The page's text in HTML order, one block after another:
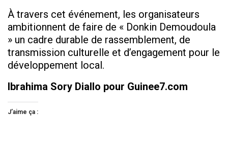
À travers cet événement, les organisateurs
ambitionnent de faire de « Donkin Demoudoula
» un cadre durable de rassemblement, de
transmission culturelle et d’engagement pour le
développement local.
Ibrahima Sory Diallo pour Guinee7.com
J’aime ça :